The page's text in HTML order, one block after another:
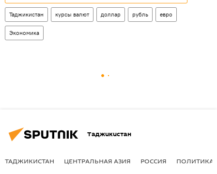
Таджикистан курсы валют доллар рубль евро
Экономика
Таджикистан
ТАДЖИКИСТАН ЦЕНТРАЛЬНАЯ АЗИЯ РОССИЯ ПОЛИТИКА